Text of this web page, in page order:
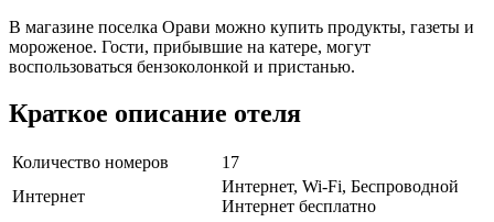
В магазине поселка Орави можно купить продукты, газеты и
мороженое. Гости, прибывшие на катере, могут
воспользоваться бензоколонкой и пристанью.
Краткое описание отеля
Количество номеров
17
Интернет
Интернет, Wi-Fi, Беспроводной
Интернет бесплатно